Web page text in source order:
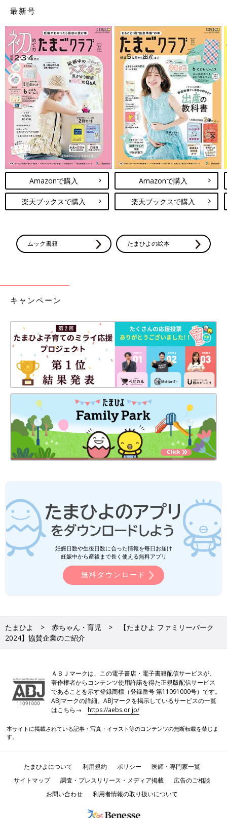
最新号
Amazonで購入
楽天ブックスで購入
Amazonで購入
楽天ブックスで購入
ムック書籍 たまひよの絵本
キャンペーン
妊娠日数や生後日数に合った情報を毎日お届け
妊娠中から産後まで長く使える無料アプリ
無料ダウンロード
たまひよ 赤ちゃん・育児
【たまひよ ファミリーパーク
2024】協賛企業のご紹介
ＡＢＪマークは、この電子書店・電子書籍配信サービスが、
著作権者からコンテンツ使用許諾を得た正規版配信サービス
であることを示す登録商標（登録番号 第11091000号）です。
ABJマークの詳細、ABJマークを掲示しているサービスの一覧
はこちら→https://aebs.or.jp/
本サイトに掲載されている記事・写真・イラスト等のコンテンツの無断転載を禁じま
す。
たまひよについて 利用規約 ポリシー
医師・専門家一覧
サイトマップ
調査・プレスリリース・メディア掲載
広告のご相談
お問い合わせ
利用者情報の取り扱いについて